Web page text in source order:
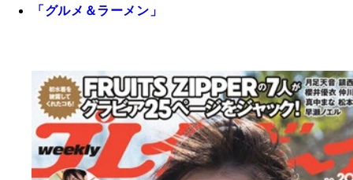
「グルメ＆ラーメン」